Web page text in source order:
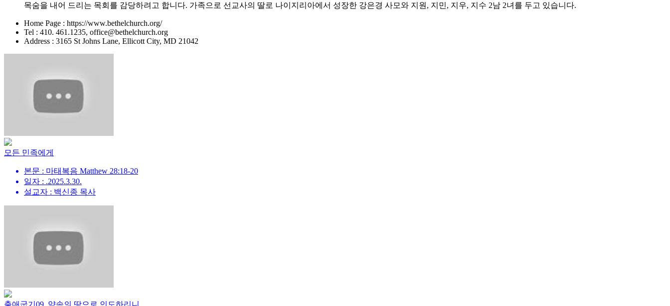
목숨을 내어 드리는 목회를 감당하려고 합니다. 가족으로 선교사의 딸로 나이지리아에서 성장한 강은경 사모와 지원, 지민, 지우, 지수 2남 2녀를 두고 있습니다.
Home Page : https://www.bethelchurch.org/
Tel : 410. 461.1235, office@bethelchurch.org
Address : 3165 St Johns Lane, Ellicott City, MD 21042
모든 민족에게
본문 : 마태복음 Matthew 28:18-20
일자 : .2025.3.30.
설교자 : 백신종 목사